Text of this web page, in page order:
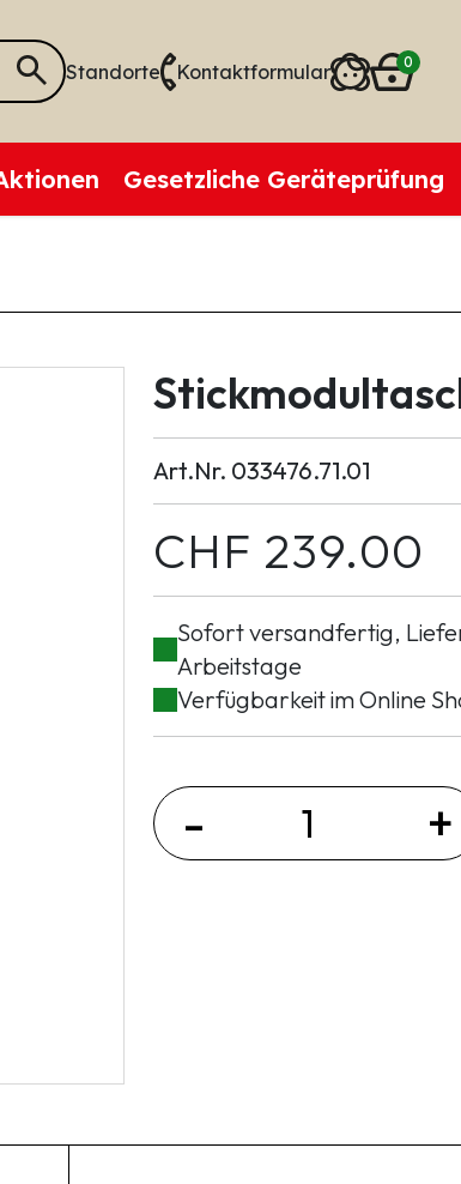
Standorte Kontaktformular 0
Gesetzliche Geräteprüfung
Art.Nr. 033476.71.01
CHF 239.00
Sofort versandfertig,
Arbeitstage
Verfügbarkeit im Online
- +